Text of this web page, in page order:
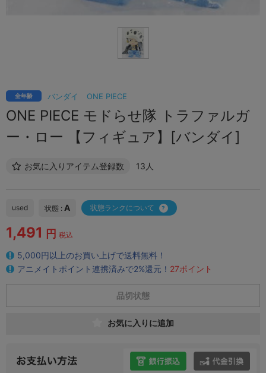
バンダイ ONE PIECE
全年齢
ONE PIECE モドらせ隊 トラファルガ
ー・ロー 【フィギュア】[バンダイ]
お気に入りアイテム登録数 13人
used 状態 : A 状態ランクについて
1,491 円 税込
5,000円以上のお買い上げで送料無料！
アニメイトポイント連携済みで2%還元！ 27ポイント
品切状態
お気に入りに追加